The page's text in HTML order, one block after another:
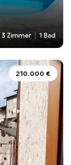
3 Zimmer 1 Bad
210.000 €